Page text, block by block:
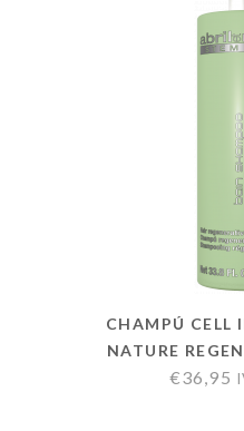
CHAMPÚ CELL
NATURE
€36,95